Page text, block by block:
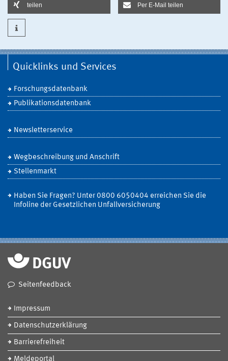
teilen Per E-Mail teilen
Quicklinks und Services
Forschungsdatenbank
Publikationsdatenbank
Newsletterservice
Wegbeschreibung und Anschrift
Stellenmarkt
Haben Sie Fragen? Unter 0800 6050404 erreichen Sie die
Infoline der Gesetzlichen Unfallversicherung
Seitenfeedback
Impressum
Datenschutzerklärung
Barrierefreiheit
Meldeportal